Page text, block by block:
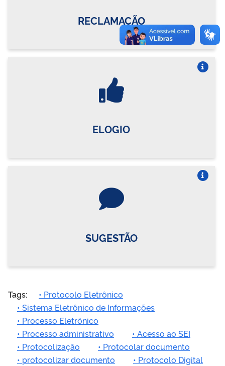
RECLAMAÇÃO
ELOGIO
SUGESTÃO
Tags:
• Protocolo Eletrônico
• Sistema Eletrônico de Informações
• Processo Eletrônico
• Processo administrativo
• Acesso ao SEI
• Protocolização
• Protocolar documento
• protocolizar documento
• Protocolo Digital